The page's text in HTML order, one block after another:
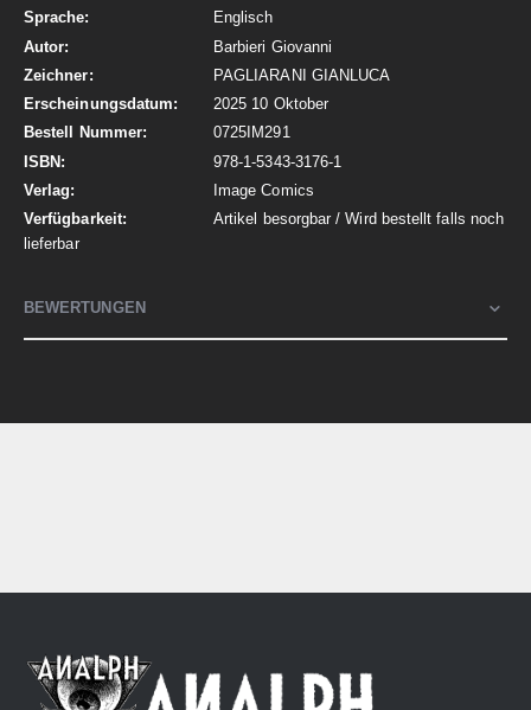
Englisch
Barbieri Giovanni
PAGLIARANI GIANLUCA
2025 10 Oktober
0725IM291
978-1-5343-3176-1
Image Comics
Artikel besorgbar / Wird bestellt falls noch
lieferbar
BEWERTUNGEN